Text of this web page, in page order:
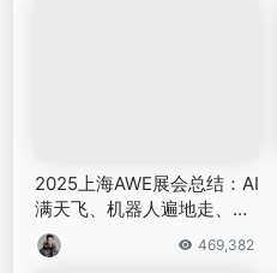
2025上海AWE展会总结：AI
满天飞、机器人遍地走、家
电学会了主动服务…
469,382